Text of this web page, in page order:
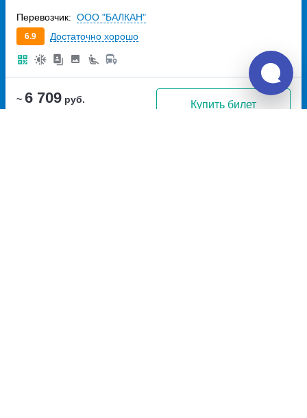
~ 6 709 руб. Купить билет
железнодорожного вокзала)
6.9 Достаточно хорошо
Перевозчик: ООО "БАЛКАН"